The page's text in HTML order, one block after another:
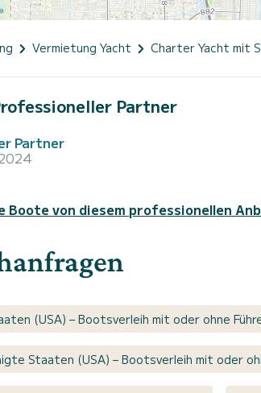
Vermietung Yacht Charter Yacht mit
Partner
Partner
Boote von diesem professionellen
(USA) – Bootsverleih mit oder ohne
Staaten (USA) – Bootsverleih mit oder